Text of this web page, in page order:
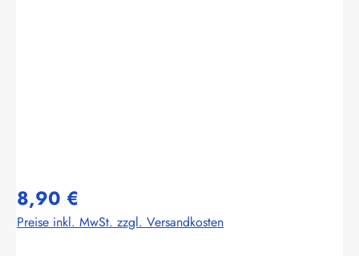
8,90 €
Preise inkl. MwSt. zzgl. Versandkosten